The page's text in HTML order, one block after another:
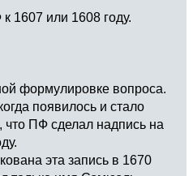
1607 или 1608 году.
формулировке вопроса.
появилось и стало
ПФ сделал надпись на
эта запись в 1670